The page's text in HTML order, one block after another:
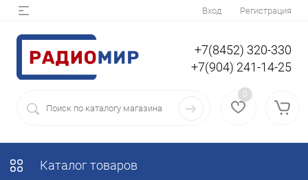
Вход Регистрация
+7(8452) 320-330
+7(904) 241-14-25
0
Каталог товаров